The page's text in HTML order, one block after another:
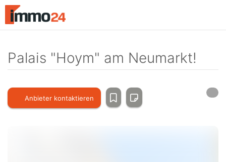
Accessibility
Modus
zum
Inhalt
Palais "Hoym" am Neumarkt!
Anbieter kontaktieren